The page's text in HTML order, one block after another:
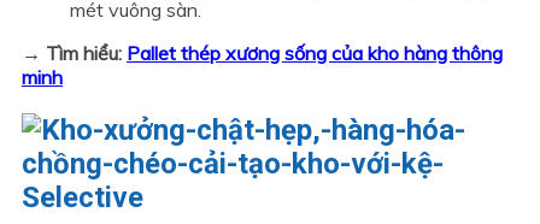
mét vuông sàn.
→ Tìm hiểu: Pallet thép xương sống của kho hàng thông
minh